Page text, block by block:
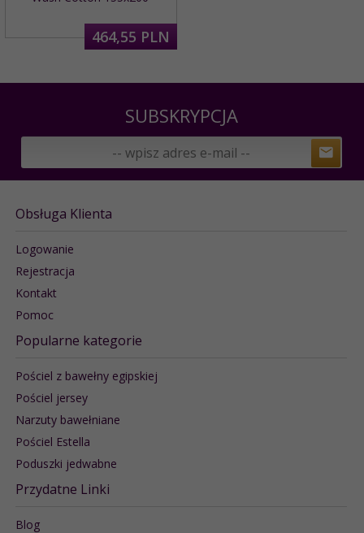
464,55 PLN
SUBSKRYPCJA
Obsługa Klienta
Logowanie
Rejestracja
Kontakt
Pomoc
Popularne kategorie
Pościel z bawełny egipskiej
Pościel jersey
Narzuty bawełniane
Pościel Estella
Poduszki jedwabne
Przydatne Linki
Blog